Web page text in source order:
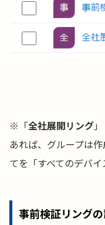
※「全社展開リング
あれば、グループは
てを「すべてのデバイ
事前検証リング